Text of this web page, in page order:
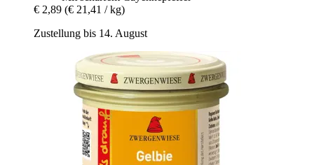
€ 2,89 (€ 21,41 / kg)
Zustellung bis 14. August